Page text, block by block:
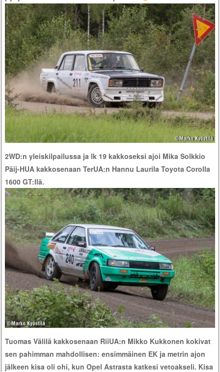
2WD:n yleiskilpailussa ja lk 19 kakkoseksi ajoi Mika Solkkio
Päij-HUA kakkosenaan TerUA:n Hannu Laurila Toyota Corolla
1600 GT:llä.
Tuomas Välilä kakkosenaan RiiUA:n Mikko Kukkonen kokivat
sen pahimman mahdollisen: ensimmäinen EK ja metrin ajon
jälkeen kisa oli ohi, kun Opel Astrasta katkesi vetoakseli. Kisa